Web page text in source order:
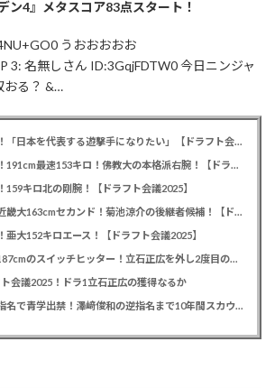
ン4』メタスコア83点スタート！
うおおおおお
名無しさん ID:3GqjFDTW0 今日ニンジャ
おる？ &…
カープドラ6西川篤夢！「日本を代表する遊撃手になりたい」【ドラフト会議2025】
カープドラ5赤木晴哉！191cm最速153キロ！佛教大の本格派右腕！【ドラフト会議2025】
159キロ北の剛腕！【ドラフト会議2025】
カープドラ3勝田成！近畿大163cmセカンド！菊池涼介の後継者候補！【ドラフト会議2025】
亜大152キロエース！【ドラフト会議2025】
カープドラ1平川蓮！187cmのスイッチヒッター！立石正広を外し2度目の重複も新井監督がクジを引き当てる！【ドラフト会議2025】
ト会議2025！ドラ1立石正広の獲得なるか
緒方孝市カープドラ3指名で青学出禁！澤﨑俊和の逆指名まで10年間スカウト出禁